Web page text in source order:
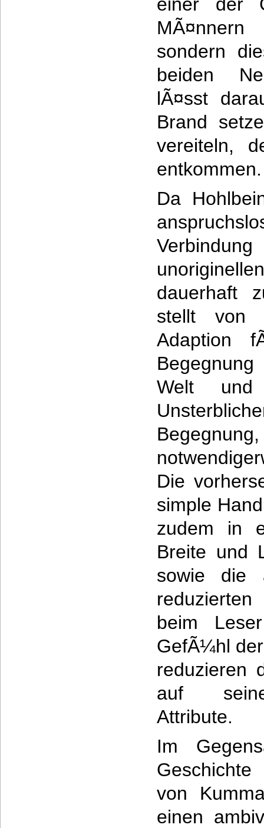
sondern
beiden
lÃ¤sst
Brand
vereiteln,
entkommen.
Da
dauerhaft
stellt von
Adaption
Welt
Die
simple
zudem in
Breite und
sowie die
beim
GefÃ¼hl
reduzieren
auf
Attribute.
Im
von
einen